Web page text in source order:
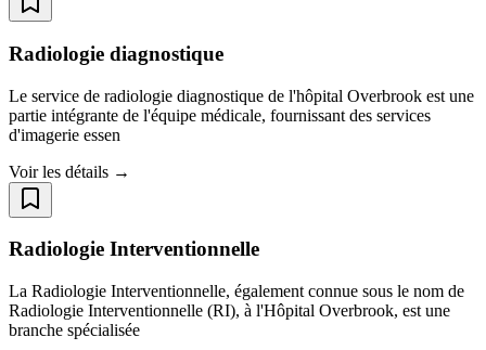
Radiologie diagnostique
Le service de radiologie diagnostique de l'hôpital Overbrook est une
partie intégrante de l'équipe médicale, fournissant des services
d'imagerie essen
Voir les détails →
Radiologie Interventionnelle
La Radiologie Interventionnelle, également connue sous le nom de
Radiologie Interventionnelle (RI), à l'Hôpital Overbrook, est une
branche spécialisée